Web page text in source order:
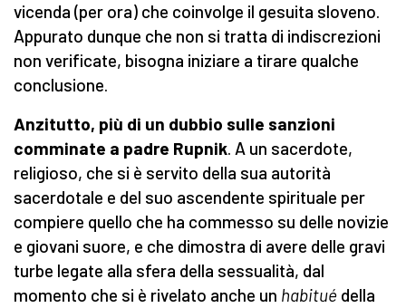
vicenda (per ora) che coinvolge il gesuita sloveno.
Appurato dunque che non si tratta di indiscrezioni
non verificate, bisogna iniziare a tirare qualche
conclusione.
Anzitutto, più di un dubbio sulle sanzioni
comminate a padre Rupnik. A un sacerdote,
religioso, che si è servito della sua autorità
sacerdotale e del suo ascendente spirituale per
compiere quello che ha commesso su delle novizie
e giovani suore, e che dimostra di avere delle gravi
turbe legate alla sfera della sessualità, dal
momento che si è rivelato anche un habitué della